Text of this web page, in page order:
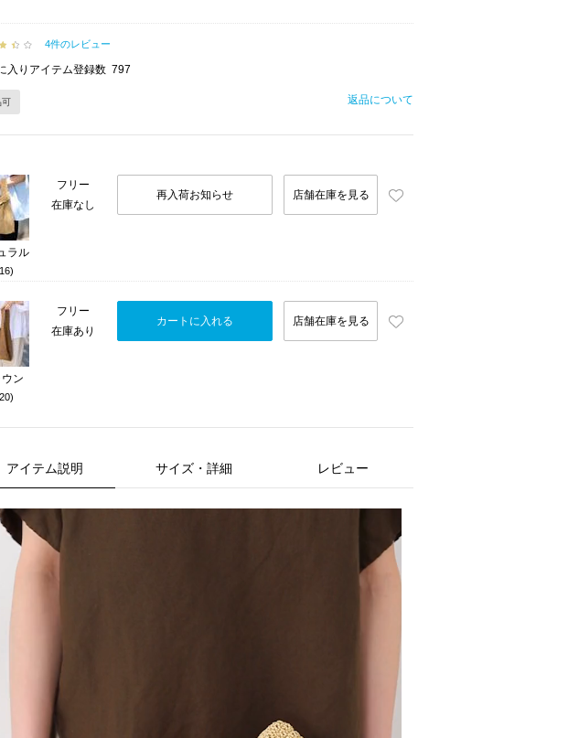
4件のレビュー
入りアイテム登録数 797
可 返品について
ラル
フリー
在庫なし
再入荷お知らせ 店舗在庫を見る
ン
フリー
在庫あり
カートに入れる 店舗在庫を見る
アイテム説明 サイズ・詳細 レビュー